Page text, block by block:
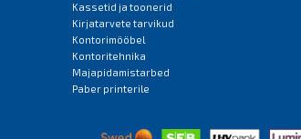
Kassetid ja toonerid
Kirjatarvete tarvikud
Kontorimööbel
Kontoritehnika
Majapidamistarbed
Paber printerile